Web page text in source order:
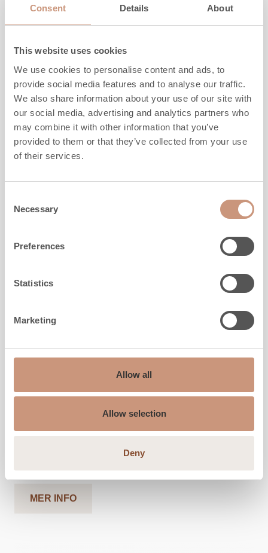
Consent Details About
This website uses cookies
We use cookies to personalise content and ads, to
provide social media features and to analyse our traffic.
We also share information about your use of our site with
our social media, advertising and analytics partners who
may combine it with other information that you’ve
provided to them or that they’ve collected from your use
of their services.
Selection
Necessary
Preferences
Statistics
Marketing
Allow all
Allow selection
Deny
Höjd 915mm
Bredd
1080mm
Vikt
Uppvärmningsyta
40-70
MER INFO
LU3200/13
Höjd 1560mm
Djup
1260mm
MER INFO